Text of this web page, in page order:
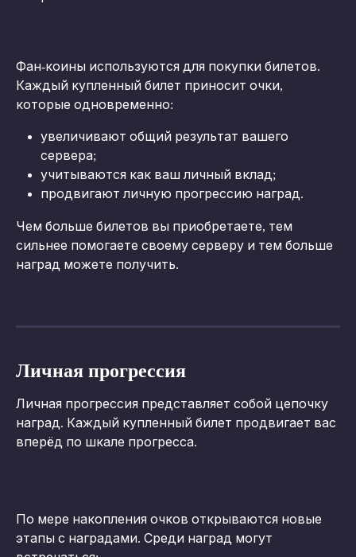
Фан-коины используются для покупки билетов.
Каждый купленный билет приносит очки,
которые одновременно:
увеличивают общий результат вашего
сервера;
учитываются как ваш личный вклад;
продвигают личную прогрессию наград.
Чем больше билетов вы приобретаете, тем
сильнее помогаете своему серверу и тем больше
наград можете получить.
Личная прогрессия
Личная прогрессия представляет собой цепочку
наград. Каждый купленный билет продвигает вас
вперёд по шкале прогресса.
По мере накопления очков открываются новые
этапы с наградами. Среди наград могут